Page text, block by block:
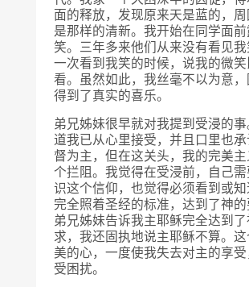
面的释放，发现原来天是蓝的，
是那样的清新。我开始在同学面
笑。三年多来他们从来没有看见
一次看到我笑的时候，说我的微
看。虽然如此，我丝毫不以为意
得到了真实的喜乐。
弟兄姊妹很早就对我提到受浸的
道我已从心里接受，并且口里也
督为主，但在这关头，我的完美
个拦阻。我觉得在受浸前，自己
识这个信仰，也觉得必须看到或
完全照着圣经的标准，达到了神
弟兄姊妹告诉我主耶稣完全达到
求，我还固执地说主耶稣不算。
美的心，一度使我失去对主的享
受困扰。